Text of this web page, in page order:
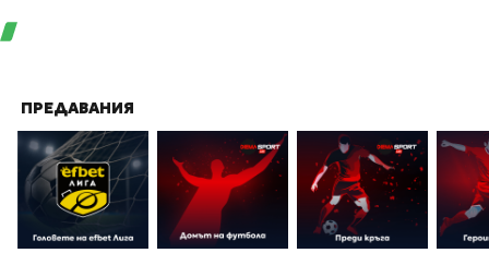
ПРЕДАВАНИЯ